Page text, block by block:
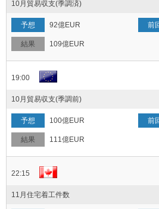
10月貿易収支(季調済)
92億EUR
109億EUR
19:00
10月貿易収支(季調前)
100億EUR
111億EUR
22:15
11月住宅着工件数